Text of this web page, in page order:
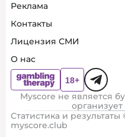
Реклама
Контакты
Лицензия СМИ
О нас
Myscore не является
Статистика и результаты
myscore.club